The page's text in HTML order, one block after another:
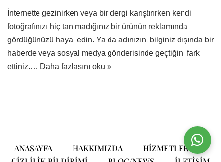
İnternette gezinirken veya bir dergi karıştırırken kendi
fotoğrafınızı hiç tanımadığınız bir ürünün reklamında
gördüğünüzü hayal edin. Ya da adınızın, bilginiz dışında bir
haberde veya sosyal medya gönderisinde geçtiğini fark
ettiniz.… Daha fazlasını oku »
ANASAYFA HAKKIMIZDA
HIZMETLERIMIZ